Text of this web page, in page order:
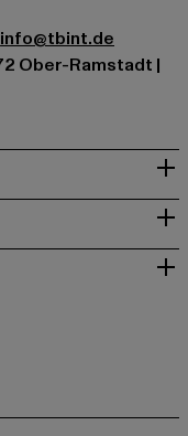
info@tbint.de
Ober-Ramstadt |